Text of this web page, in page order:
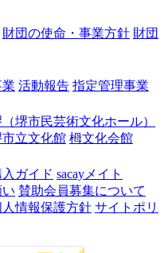
財団の使命・事業方針 財団
活動報告 指定管理事業
堺市民芸術文化ホール）
市立文化館 栂文化会館
ガイド sacayメイト
賛助会員募集について
人情報保護方針 サイトポリ